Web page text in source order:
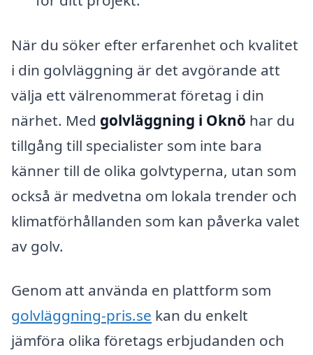
När du söker efter erfarenhet och kvalitet
i din golvläggning är det avgörande att
välja ett välrenommerat företag i din
närhet. Med golvläggning i Oknö har du
tillgång till specialister som inte bara
känner till de olika golvtyperna, utan som
också är medvetna om lokala trender och
klimatförhållanden som kan påverka valet
av golv.
Genom att använda en plattform som
golvläggning-pris.se kan du enkelt
jämföra olika företags erbjudanden och